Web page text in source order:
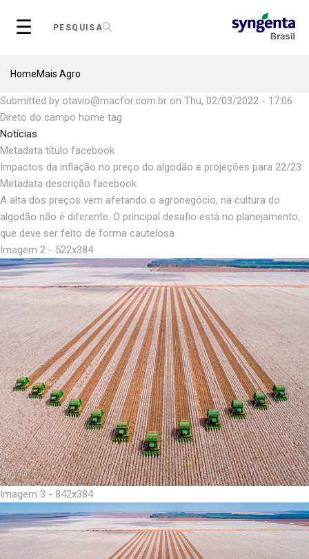
☰ PESQUISA
Breadcrumb
HomeMais Agro
Submitted by otavio@macfor.com.br on Thu, 02/03/2022 - 17:06
Direto do campo home tag
Notícias
Metadata título facebook
Impactos da inflação no preço do algodão e projeções para 22/23
Metadata descrição facebook
A alta dos preços vem afetando o agronegócio, na cultura do
algodão não é diferente. O principal desafio está no planejamento,
que deve ser feito de forma cautelosa
Imagem 2 - 522x384
Imagem 3 - 842x384